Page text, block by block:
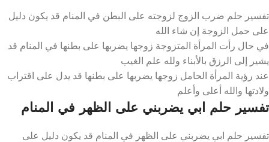
تفسير حلم ضرب الزوج لزوجته على البطن في المنام قد يكون دليل
على حمل الزوجة إن شاء الله
في حال رأت المرأة المتزوجة زوجها يضربها على بطنها في المنام قد
يشير إلى الرزق بالأبناء ولله علم الغيب
عند رؤية المرأة الحامل زوجها يضربها على بطنها قد يدل على اقتراب
ولادتها والله أعلى وأعلم
تفسير حلم ابي يضربني على الظهر في المنام
تفسير حلم ابي يضربني على الظهر في المنام قد يكون دليل على